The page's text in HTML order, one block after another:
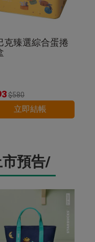
克臻選綜合蛋捲
$580
立即結帳
預告/